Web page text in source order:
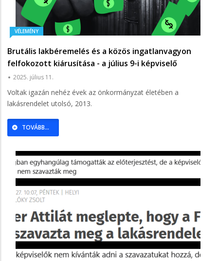
VÉLEMÉNY
Brutális lakbéremelés és a közös ingatlanvagyon
felfokozott kiárusítása - a július 9-i képviselő
testületi ülés margójára
2025. július 11.
Voltak igazán nehéz évek az önkormányzat életében a
lakásrendelet utolsó, 2013.
TOVÁBB...